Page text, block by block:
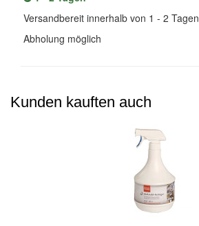
Versandbereit innerhalb von 1 - 2 Tagen
Abholung möglich
Kunden kauften auch